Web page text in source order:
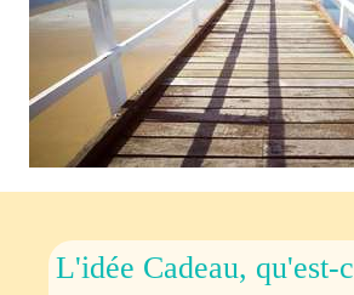
L'idée Cadeau, qu'est-